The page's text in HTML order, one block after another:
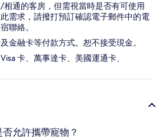
相通的客房，但需視當時是否有可使用
需求，請撥打預訂確認電子郵件中的電
聯絡。
金融卡等付款方式。恕不接受現金。
卡、萬事達卡、美國運通卡、
允許攜帶寵物？